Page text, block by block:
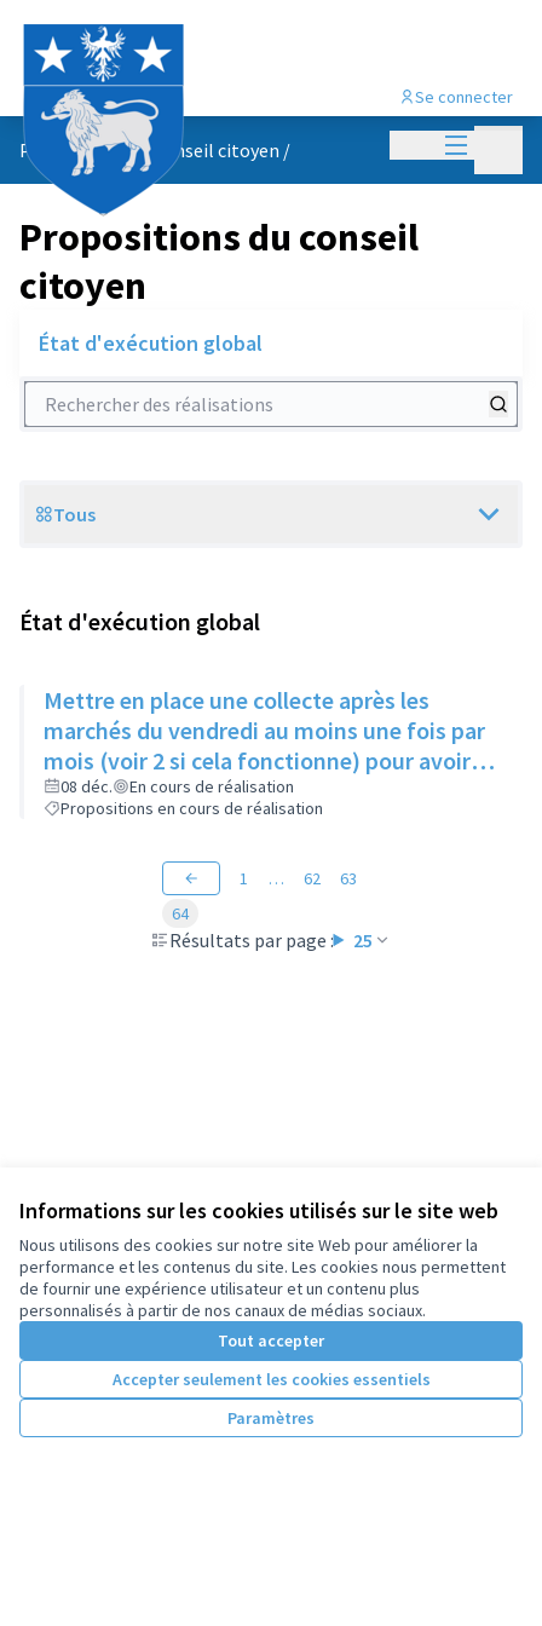
Informations sur les cookies utilisés sur le site web
Nous utilisons des cookies sur notre site Web pour améliorer la
performance et les contenus du site. Les cookies nous permettent
de fournir une expérience utilisateur et un contenu plus
personnalisés à partir de nos canaux de médias sociaux.
Tout accepter
Accepter seulement les cookies essentiels
Paramètres
Menu
Se connecter
Propositions du conseil citoyen /
Propositions du conseil
citoyen
État d'exécution global
Rechercher des réalisations
Scope
Tous
État d'exécution global
Mettre en place une collecte après les
marchés du vendredi au moins une fois par
mois (voir 2 si cela fonctionne) pour avoir
des produits frais pour l'Epice'Rill
08 déc.
En cours de réalisation
Propositions en cours de réalisation
Résultats par page : 25
1 … 62
63
64